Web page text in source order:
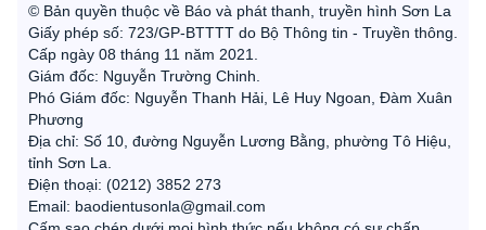
© Bản quyền thuộc về Báo và phát thanh, truyền hình Sơn La
Giấy phép số: 723/GP-BTTTT do Bộ Thông tin - Truyền thông.
Cấp ngày 08 tháng 11 năm 2021.
Giám đốc: Nguyễn Trường Chinh.
Phó Giám đốc: Nguyễn Thanh Hải, Lê Huy Ngoan, Đàm Xuân
Phương
Địa chỉ: Số 10, đường Nguyễn Lương Bằng, phường Tô Hiệu,
tỉnh Sơn La.
Điện thoại: (0212) 3852 273
Email: baodientusonla@gmail.com